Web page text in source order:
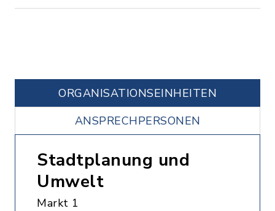
ORGANISATIONS­EINHEITEN
ANSPRECHPERSONEN
Stadtplanung und
Umwelt
Markt 1